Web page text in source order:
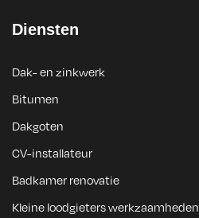
Diensten
Dak- en zinkwerk
Bitumen
Dakgoten
CV-installateur
Badkamer renovatie
Kleine loodgieters werkzaamheden